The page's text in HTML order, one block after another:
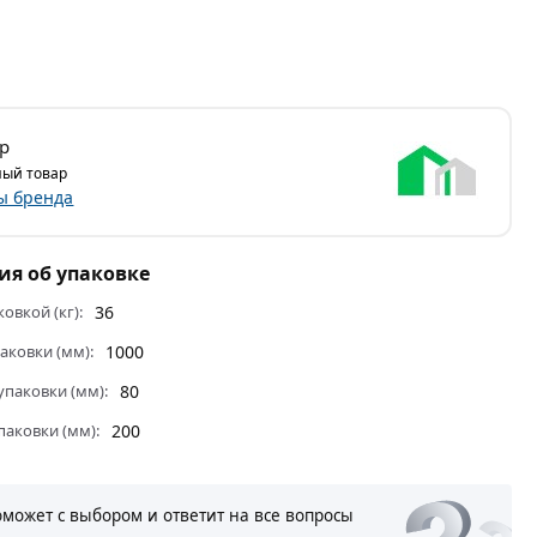
товар
бренда
об упаковке
(кг): 36
(мм): 1000
(мм): 80
(мм): 200
с выбором и ответит на все вопросы